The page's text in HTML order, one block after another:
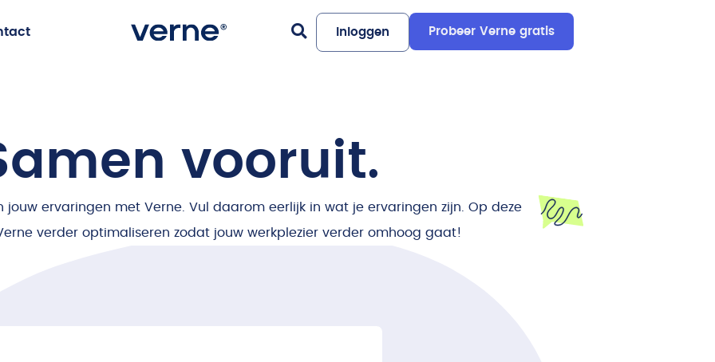
Inloggen Probeer Verne gratis
vooruit.
ervaringen met Verne. Vul daarom eerlijk in wat je ervaringen zijn. Op deze
verder optimaliseren zodat jouw werkplezier verder omhoog gaat!